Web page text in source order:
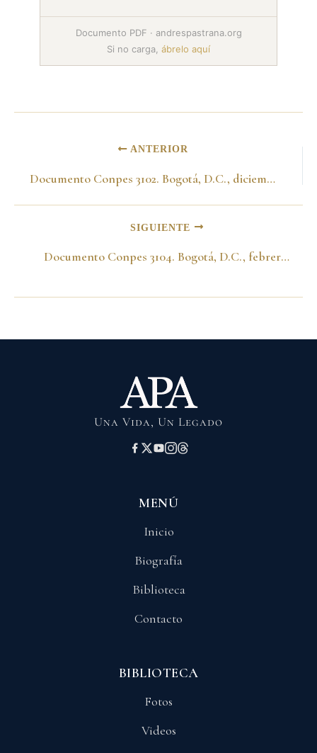
Documento PDF · andrespastrana.org
Si no carga, ábrelo aquí
ANTERIOR
Documento Conpes 3102. Bogotá, D.C., diciembre 29 de 2000
SIGUIENTE
Documento Conpes 3104. Bogotá, D.C., febrero 13 de 2001
Una Vida, Un Legado
MENÚ
Inicio
Biografía
Biblioteca
Contacto
BIBLIOTECA
Fotos
Videos